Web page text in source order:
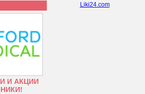
И АКЦИИ
Liki24.com